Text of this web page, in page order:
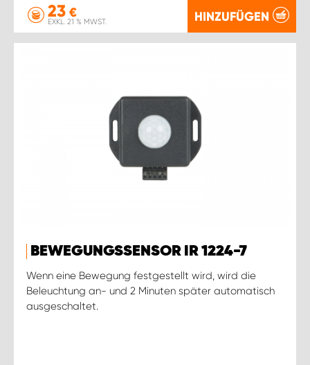
23 €
EXKL. 21 % MWST. HINZUFÜGEN
BEWEGUNGSSENSOR IR 1224-7
Wenn eine Bewegung festgestellt wird, wird die
Beleuchtung an- und 2 Minuten später automatisch
ausgeschaltet.